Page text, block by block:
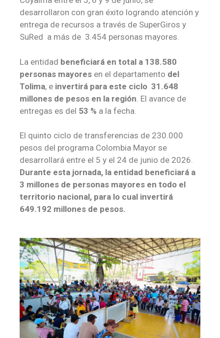
desarrollaron con gran éxito logrando atención y
entrega de recursos a través de SuperGiros y
SuRed a más de 3.454 personas mayores.
La entidad beneficiará en total a 138.580
personas mayores en el departamento del
Tolima, e invertirá para este ciclo 31.648
millones de pesos en la región . El avance de
entregas es del 53 % a la fecha.
El quinto ciclo de transferencias de 230.000
pesos del programa Colombia Mayor se
desarrollará entre el 5 y el 24 de junio de 2026.
Durante esta jornada, la entidad beneficiará a
3 millones de personas mayores en todo el
territorio nacional, para lo cual invertirá
649.192 millones de pesos.